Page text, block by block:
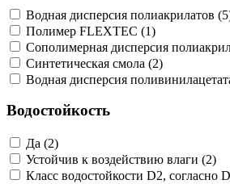
Водная дисперсия полиакрилатов
Полимер FLEXTEC (1)
Сополимерная дисперсия
Синтетическая смола (2)
Водная дисперсия
Водостойкость
Да (2)
Устойчив к воздействию влаги (2)
Класс водостойкости D2, согласно